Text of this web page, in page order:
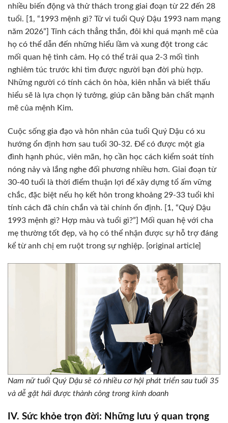
nhiều biến động và thử thách trong giai đoạn từ 22 đến 28
tuổi. [1, “1993 mệnh gì? Tử vi tuổi Quý Dậu 1993 nam mạng
năm 2026”] Tính cách thẳng thắn, đôi khi quá mạnh mẽ của
họ có thể dẫn đến những hiểu lầm và xung đột trong các
mối quan hệ tình cảm. Họ có thể trải qua 2-3 mối tình
nghiêm túc trước khi tìm được người bạn đời phù hợp.
Những người có tính cách ôn hòa, kiên nhẫn và biết thấu
hiểu sẽ là lựa chọn lý tưởng, giúp cân bằng bản chất mạnh
mẽ của mệnh Kim.
Cuộc sống gia đạo và hôn nhân của tuổi Quý Dậu có xu
hướng ổn định hơn sau tuổi 30-32. Để có được một gia
đình hạnh phúc, viên mãn, họ cần học cách kiểm soát tính
nóng nảy và lắng nghe đối phương nhiều hơn. Giai đoạn từ
30-40 tuổi là thời điểm thuận lợi để xây dựng tổ ấm vững
chắc, đặc biệt nếu họ kết hôn trong khoảng 29-33 tuổi khi
tính cách đã chín chắn và tài chính ổn định. [1, “Quý Dậu
1993 mệnh gì? Hợp màu và tuổi gì?”] Mối quan hệ với cha
mẹ thường tốt đẹp, và họ có thể nhận được sự hỗ trợ đáng
kể từ anh chị em ruột trong sự nghiệp. [original article]
Nam nữ tuổi Quý Dậu sẽ có nhiều cơ hội phát triển sau tuổi 35
và dễ gặt hái được thành công trong kinh doanh
IV. Sức khỏe trọn đời: Những lưu ý quan trọng